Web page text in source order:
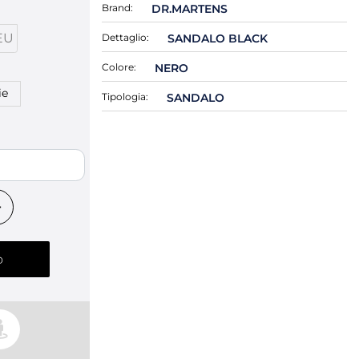
Brand: DR.MARTENS
Dettaglio: SANDALO BLACK
Colore: NERO
Tipologia: SANDALO